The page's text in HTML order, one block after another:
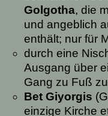
Golgotha, die
und angeblich
enthält; nur für
durch eine
Ausgang über
Gang zu Fuß
Bet Giyorgis
einzige Kirche